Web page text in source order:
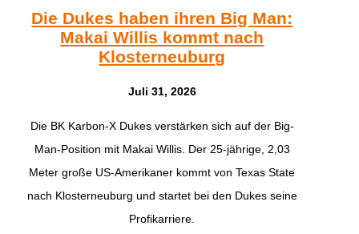
Die Dukes haben ihren Big Man:
Makai Willis kommt nach
Klosterneuburg
Juli 31, 2026
​Die BK Karbon-X Dukes verstärken sich auf der Big-
Man-Position mit Makai Willis. Der 25-jährige, 2,03
Meter große US-Amerikaner kommt von Texas State
nach Klosterneuburg und startet bei den Dukes seine
Profikarriere.